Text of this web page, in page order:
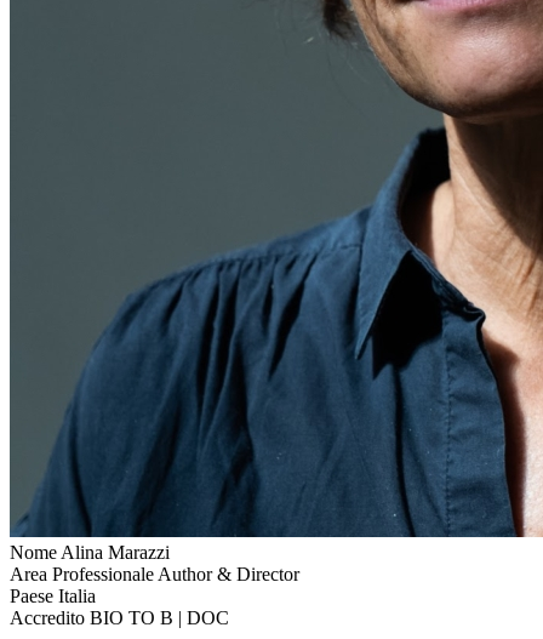
Nome Alina Marazzi
Area Professionale Author & Director
Paese Italia
Accredito BIO TO B | DOC